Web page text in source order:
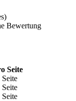
Bewertung
Seite